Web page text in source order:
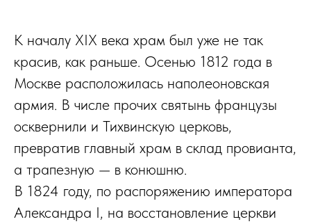
К началу XIX века храм был уже не так
красив, как раньше. Осенью 1812 года в
Москве расположилась наполеоновская
армия. В числе прочих святынь французы
осквернили и Тихвинскую церковь,
превратив главный храм в склад провианта,
а трапезную — в конюшню.
В 1824 году, по распоряжению императора
Александра I, на восстановление церкви